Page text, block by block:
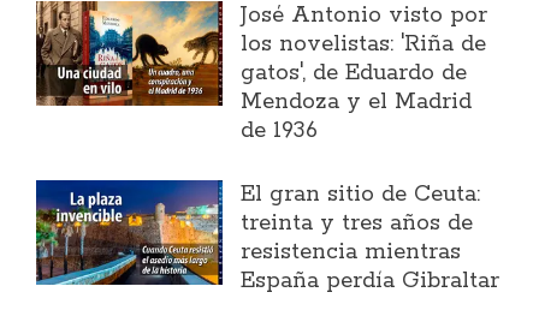
José Antonio visto por
los novelistas: 'Riña de
gatos', de Eduardo de
Mendoza y el Madrid
de 1936
El gran sitio de Ceuta:
treinta y tres años de
resistencia mientras
España perdía Gibraltar